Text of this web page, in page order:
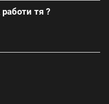
тя ?